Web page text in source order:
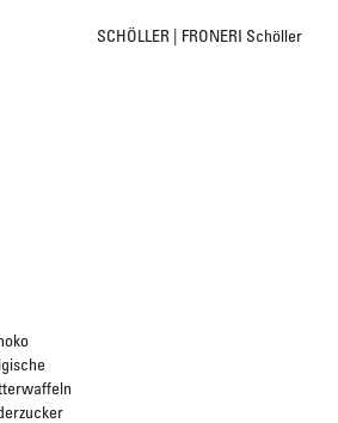
SCHÖLLER | FRONERI Schöller